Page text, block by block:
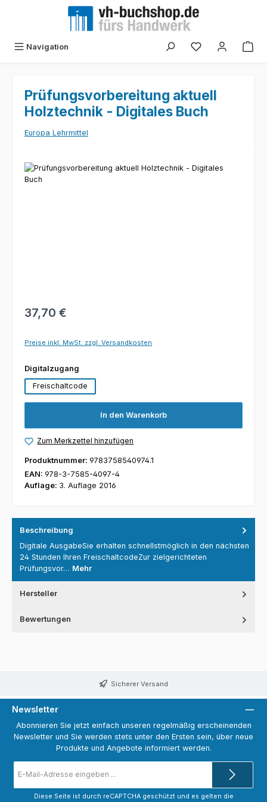
Zum Hauptinhalt springen
Navigation
Prüfungsvorbereitung aktuell
Holztechnik - Digitales Buch
Europa Lehrmittel
Bildergalerie überspringen
37,70 €
Preise inkl. MwSt. zzgl. Versandkosten
Digitalzugang
Freischaltcode
In den Warenkorb
Zum Merkzettel hinzufügen
Produktnummer: 9783758540974.1
EAN: 978-3-7585-4097-4
Auflage: 3. Auflage 2016
Beschreibung
Digitale AusgabeSie erhalten schnellstmöglich in den nächsten
24 Stunden Ihren FreischaltcodeZur zielgerichteten
Prüfungsvor… Mehr
Hersteller
Bewertungen
Sicherer Versand
Newsletter
Abonnieren Sie jetzt einfach unseren regelmäßig erscheinenden
Newsletter und Sie werden stets unter den Ersten sein, über neue
Produkte und Angebote informiert werden.
Mail-
Diese Seite ist durch reCAPTCHA geschützt und es gelten die